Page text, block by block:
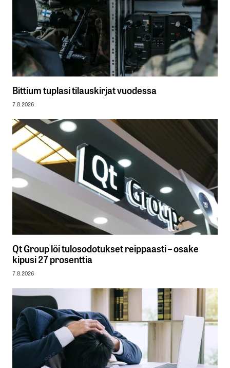
Bittium tuplasi tilauskirjat vuodessa
7.8.2026
Qt Group löi tulosodotukset reippaasti – osake
kipusi 27 prosenttia
7.8.2026